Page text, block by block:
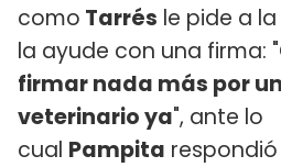
como Tarrés le pide a
la ayude con una firma: "
firmar nada más por
veterinario ya", ante lo
cual Pampita